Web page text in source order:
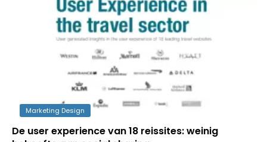
Marketing Design
De user experience van 18 reissites: weinig